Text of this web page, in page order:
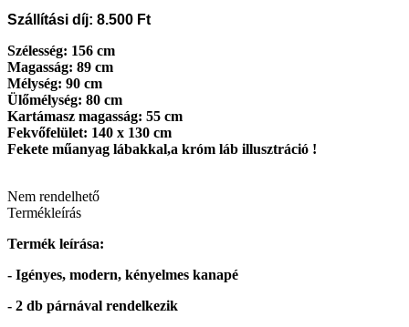
Szállítási díj: 8.500 Ft
Szélesség: 156 cm
Magasság: 89 cm
Mélység: 90 cm
Ülőmélység: 80 cm
Kartámasz magasság: 55 cm
Fekvőfelület: 140 x 130 cm
Fekete műanyag lábakkal,a króm láb illusztráció !
Nem rendelhető
Termékleírás
Termék leírása:
- Igényes, modern, kényelmes kanapé
- 2 db párnával rendelkezik